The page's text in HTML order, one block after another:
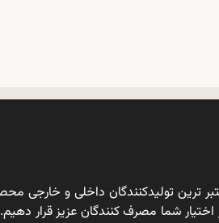
تولیدکنندگان داخلی و خارجی
شما مصرف کنندگان عزیز قرار دهیم.